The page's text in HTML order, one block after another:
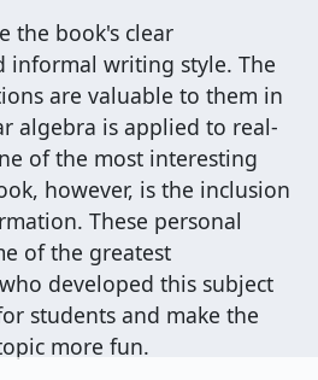
the book's clear
informal writing style. The
are valuable to them in
algebra is applied to real-
of the most interesting
however, is the inclusion
These personal
of the greatest
developed this subject
students and make the
more fun.